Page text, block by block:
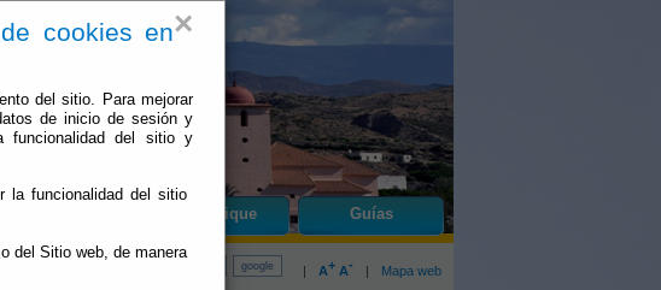
×
cookies en
del sitio. Para mejorar
de inicio de sesión y
funcionalidad del sitio y
la funcionalidad del sitio
del Sitio web, de manera
Bentarique Guías
| A+ A- | Mapa web